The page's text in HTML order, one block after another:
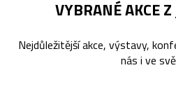
VYBRANÉ AKCE Z
Nejdůležitější akce, výstavy,
nás i ve